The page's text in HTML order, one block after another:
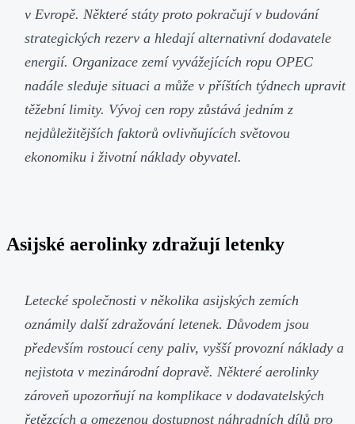
v Evropě. Některé státy proto pokračují v budování
strategických rezerv a hledají alternativní dodavatele
energií. Organizace zemí vyvážejících ropu OPEC
nadále sleduje situaci a může v příštích týdnech upravit
těžební limity. Vývoj cen ropy zůstává jedním z
nejdůležitějších faktorů ovlivňujících světovou
ekonomiku i životní náklady obyvatel.
Asijské aerolinky zdražují letenky
Letecké společnosti v několika asijských zemích
oznámily další zdražování letenek. Důvodem jsou
především rostoucí ceny paliv, vyšší provozní náklady a
nejistota v mezinárodní dopravě. Některé aerolinky
zároveň upozorňují na komplikace v dodavatelských
řetězcích a omezenou dostupnost náhradních dílů pro